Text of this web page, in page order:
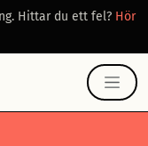
Hittar du ett fel? Hör